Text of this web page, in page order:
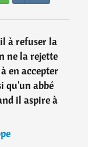
à refuser la
ne la rejette
en accepter
qu'un abbé
il aspire à